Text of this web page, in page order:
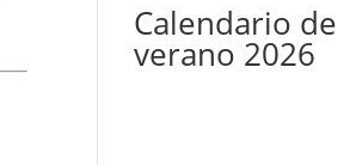
Calendario de
verano 2026